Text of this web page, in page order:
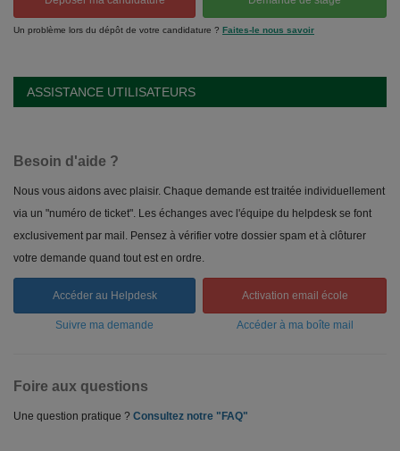
Un problème lors du dépôt de votre candidature ? Faites-le nous savoir
ASSISTANCE UTILISATEURS
Besoin d'aide ?
Nous vous aidons avec plaisir. Chaque demande est traitée individuellement
via un "numéro de ticket". Les échanges avec l'équipe du helpdesk se font
exclusivement par mail. Pensez à vérifier votre dossier spam et à clôturer
votre demande quand tout est en ordre.
Accéder au Helpdesk Activation email école
Suivre ma demande Accéder à ma boîte mail
Foire aux questions
Une question pratique ? Consultez notre "FAQ"